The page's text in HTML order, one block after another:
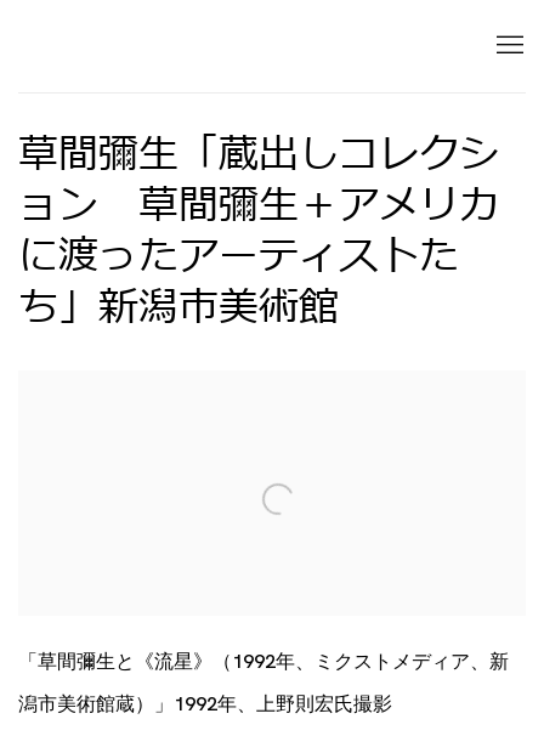
草間彌生「蔵出しコレクシ
ョン 草間彌生＋アメリカ
に渡ったアーティストた
ち」新潟市美術館
「草間彌生と《流星》（1992年、ミクストメディア、新
潟市美術館蔵）」1992年、上野則宏氏撮影